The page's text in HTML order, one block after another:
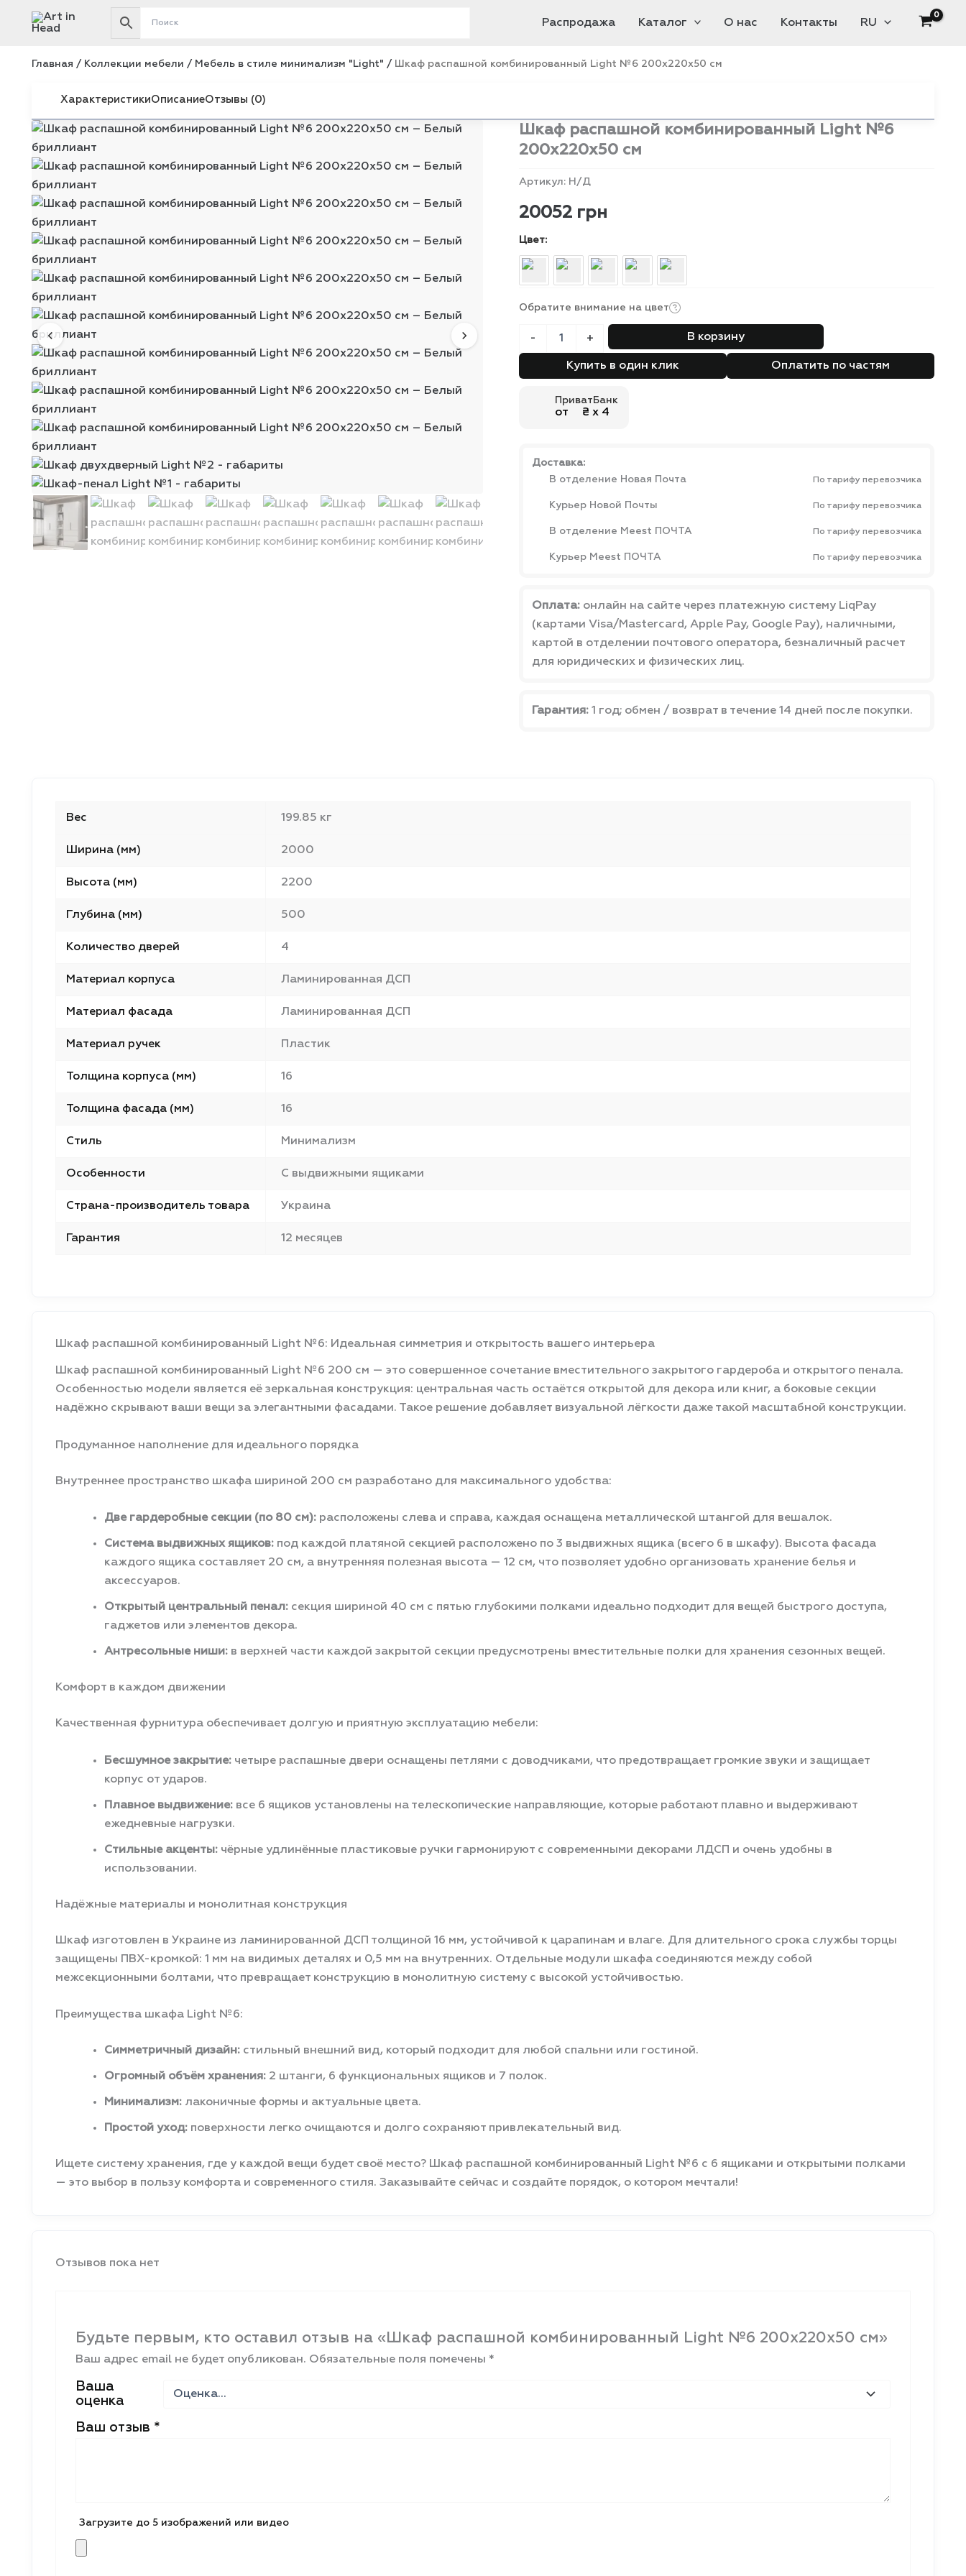
Распродажа Каталог О нас Контакты RU
Главная / Коллекции мебели / Мебель в стиле минимализм "Light" / Шкаф распашной комбинированный Light №6 200x220x50 см
ХарактеристикиОписаниеОтзывы (0)
Шкаф распашной комбинированный Light №6
200x220x50 см
Артикул: Н/Д
20052 грн
Цвет
Обратите внимание на цвет
-
Шкаф
распашной
+ В корзину
Купить в один клик Оплатить по частям
ПриватБанк
от ₴ х 4
Доставка:
В отделение Новая Почта
По тарифу перевозчика
Курьер Новой Почты По тарифу перевозчика
В отделение Meest ПОЧТА По тарифу перевозчика
Курьер Meest ПОЧТА По тарифу перевозчика
Оплата: онлайн на сайте через платежную систему LiqPay
(картами Visa/Mastercard, Apple Pay, Google Pay), наличными,
картой в отделении почтового оператора, безналичный расчет
для юридических и физических лиц.
Гарантия: 1 год; обмен / возврат в течение 14 дней после покупки.
Вес 199.85 кг
Ширина (мм) 2000
Высота (мм) 2200
Глубина (мм) 500
Количество дверей 4
Материал корпуса Ламинированная ДСП
Материал фасада Ламинированная ДСП
Материал ручек Пластик
Толщина корпуса (мм) 16
Толщина фасада (мм) 16
Стиль Минимализм
Особенности С выдвижными ящиками
Страна-производитель товара Украина
Гарантия 12 месяцев
Шкаф распашной комбинированный Light №6: Идеальная симметрия и открытость вашего интерьера
Шкаф распашной комбинированный Light №6 200 см — это совершенное сочетание вместительного закрытого гардероба и открытого пенала.
Особенностью модели является её зеркальная конструкция: центральная часть остаётся открытой для декора или книг, а боковые секции
надёжно скрывают ваши вещи за элегантными фасадами. Такое решение добавляет визуальной лёгкости даже такой масштабной конструкции.
Продуманное наполнение для идеального порядка
Внутреннее пространство шкафа шириной 200 см разработано для максимального удобства:
Две гардеробные секции (по 80 см): расположены слева и справа, каждая оснащена металлической штангой для вешалок.
Система выдвижных ящиков: под каждой платяной секцией расположено по 3 выдвижных ящика (всего 6 в шкафу). Высота фасада
каждого ящика составляет 20 см, а внутренняя полезная высота — 12 см, что позволяет удобно организовать хранение белья и
аксессуаров.
Открытый центральный пенал: секция шириной 40 см с пятью глубокими полками идеально подходит для вещей быстрого доступа,
гаджетов или элементов декора.
Антресольные ниши: в верхней части каждой закрытой секции предусмотрены вместительные полки для хранения сезонных вещей.
Комфорт в каждом движении
Качественная фурнитура обеспечивает долгую и приятную эксплуатацию мебели:
Бесшумное закрытие: четыре распашные двери оснащены петлями с доводчиками, что предотвращает громкие звуки и защищает
корпус от ударов.
Плавное выдвижение: все 6 ящиков установлены на телескопические направляющие, которые работают плавно и выдерживают
ежедневные нагрузки.
Стильные акценты: чёрные удлинённые пластиковые ручки гармонируют с современными декорами ЛДСП и очень удобны в
использовании.
Надёжные материалы и монолитная конструкция
Шкаф изготовлен в Украине из ламинированной ДСП толщиной 16 мм, устойчивой к царапинам и влаге. Для длительного срока службы торцы
защищены ПВХ-кромкой: 1 мм на видимых деталях и 0,5 мм на внутренних. Отдельные модули шкафа соединяются между собой
межсекционными болтами, что превращает конструкцию в монолитную систему с высокой устойчивостью.
Преимущества шкафа Light №6:
Симметричный дизайн: стильный внешний вид, который подходит для любой спальни или гостиной.
Огромный объём хранения: 2 штанги, 6 функциональных ящиков и 7 полок.
Минимализм: лаконичные формы и актуальные цвета.
Простой уход: поверхности легко очищаются и долго сохраняют привлекательный вид.
Ищете систему хранения, где у каждой вещи будет своё место? Шкаф распашной комбинированный Light №6 с 6 ящиками и открытыми полками
— это выбор в пользу комфорта и современного стиля. Заказывайте сейчас и создайте порядок, о котором мечтали!
Отзывов пока нет
Будьте первым, кто оставил отзыв на «Шкаф распашной комбинированный Light №6 200x220x50 см»
Ваш адрес email не будет опубликован. Обязательные поля помечены *
Ваша
оценка
Ваш отзыв *
Загрузите до 5 изображений или видео